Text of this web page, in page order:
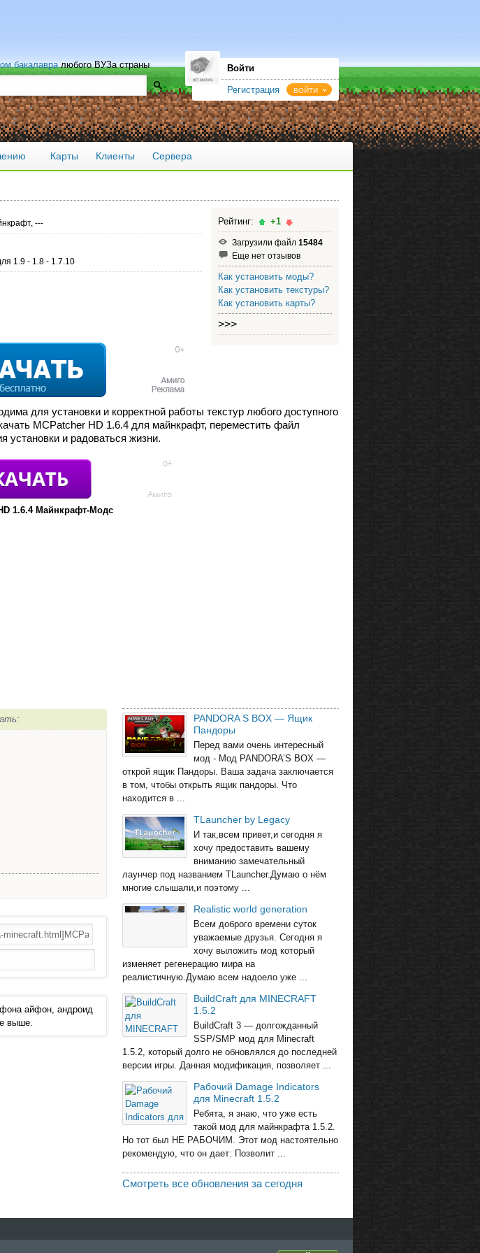
бакалавралюбого ВУЗа страны Войти
Регистрация ВОЙТИ
Карты Клиенты Сервера
---
1.9 - 1.8 - 1.7.10
Рейтинг: +1
Загрузили файл 15484
Еще нет отзывов
Как установить моды?
Как установить текстуры?
Как установить карты?
>>>
для установки и корректной работы текстур любого доступного
MCPatcher HD 1.6.4 для майнкрафт, переместить файл
установки и радоваться жизни.
1.6.4 Майнкрафт-Модс
айфон, андроид
выше.
PANDORA S BOX — Ящик
Пандоры
Перед вами очень интересный
мод - Мод PANDORA’S BOX —
открой ящик Пандоры. Ваша задача заключается
в том, чтобы открыть ящик пандоры. Что
находится в ...
TLauncher by Legacy
И так,всем привет,и сегодня я
хочу предоставить вашему
вниманию замечательный
лаунчер под названием TLauncher.Думаю о нём
многие слышали,и поэтому ...
Realistic world generation
Всем доброго времени суток
уважаемые друзья. Сегодня я
хочу выложить мод который
изменяет регенерацию мира на
реалистичную.Думаю всем надоело уже ...
BuildCraft для MINECRAFT
1.5.2
BuildCraft 3 — долгожданный
SSP/SMP мод для Minecraft
1.5.2, который долго не обновлялся до последней
версии игры. Данная модификация, позволяет ...
Рабочий Damage Indicators
для Minecraft 1.5.2
Ребята, я знаю, что уже есть
такой мод для майнкрафта 1.5.2.
Но тот был НЕ РАБОЧИМ. Этот мод настоятельно
рекомендую, что он дает: Позволит ...
Смотреть все обновления за сегодня